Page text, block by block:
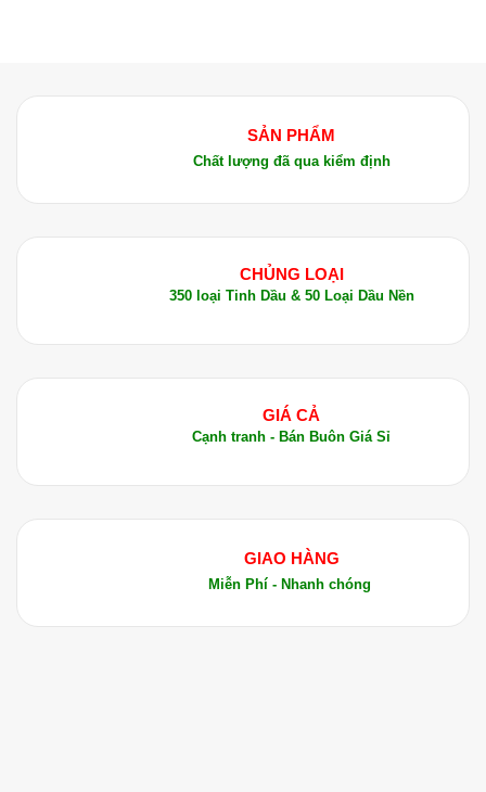
SẢN PHẨM
Chất lượng đã qua kiểm định
CHỦNG LOẠI
350 loại Tinh Dầu & 50 Loại Dầu Nền
GIÁ CẢ
Cạnh tranh - Bán Buôn Giá Sỉ
GIAO HÀNG
Miễn Phí - Nhanh chóng